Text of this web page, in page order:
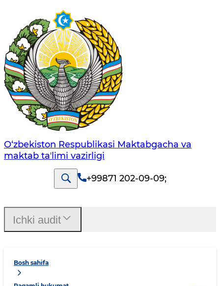
O‘zbekiston Respublikasi Maktabgacha va
maktab taʼlimi vazirligi
+99871 202-09-09;
Bosh sahifa
Ichki audit